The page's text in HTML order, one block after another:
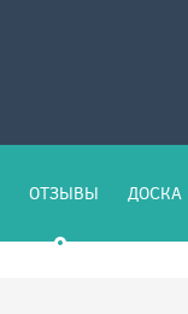
ОТЗЫВЫ ДОСКА